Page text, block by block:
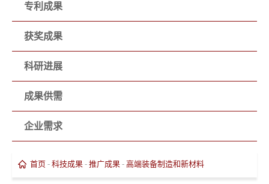
专利成果
获奖成果
科研进展
成果供需
企业需求
首页 - 科技成果 - 推广成果 - 高端装备制造和新材料